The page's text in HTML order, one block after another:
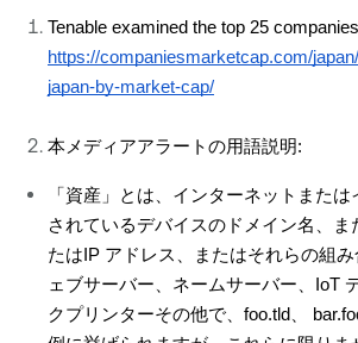
https://companiesmarketcap.com/
japan-by-market-cap/
本メディアアラートの用語説明:
「資産」とは、インターネットまた
されているデバイスのドメイン名、ま
たはIP アドレス、またはそれらの組
ェブサーバー、ネームサーバー、IoT
クプリンターその他で、foo.tld、